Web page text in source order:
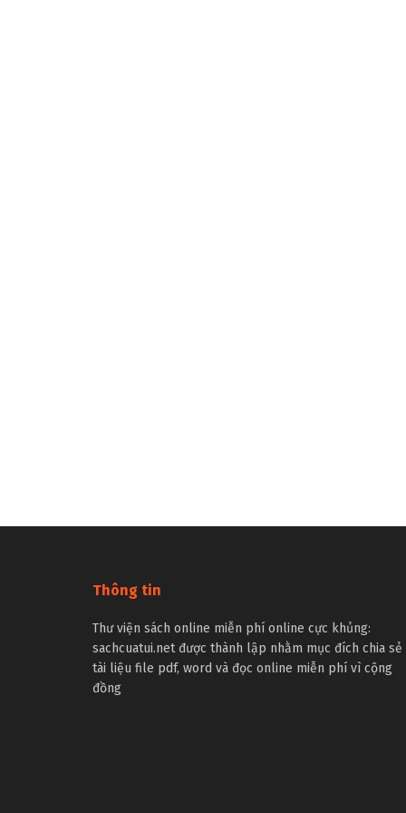
Thông tin
Thư viện sách online miễn phí online cực khủng:
sachcuatui.net được thành lập nhằm mục đích chia sẻ
tài liệu file pdf, word và đọc online miễn phí vì cộng
đồng